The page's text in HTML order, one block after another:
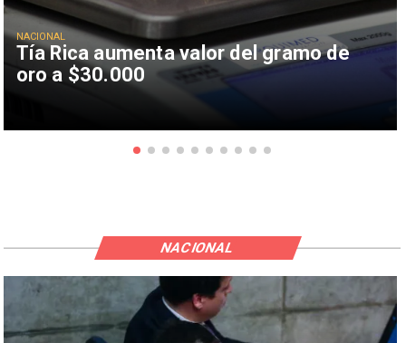
Tía Rica aumenta valor del gramo de
oro a $30.000
NACIONAL
NACIONAL